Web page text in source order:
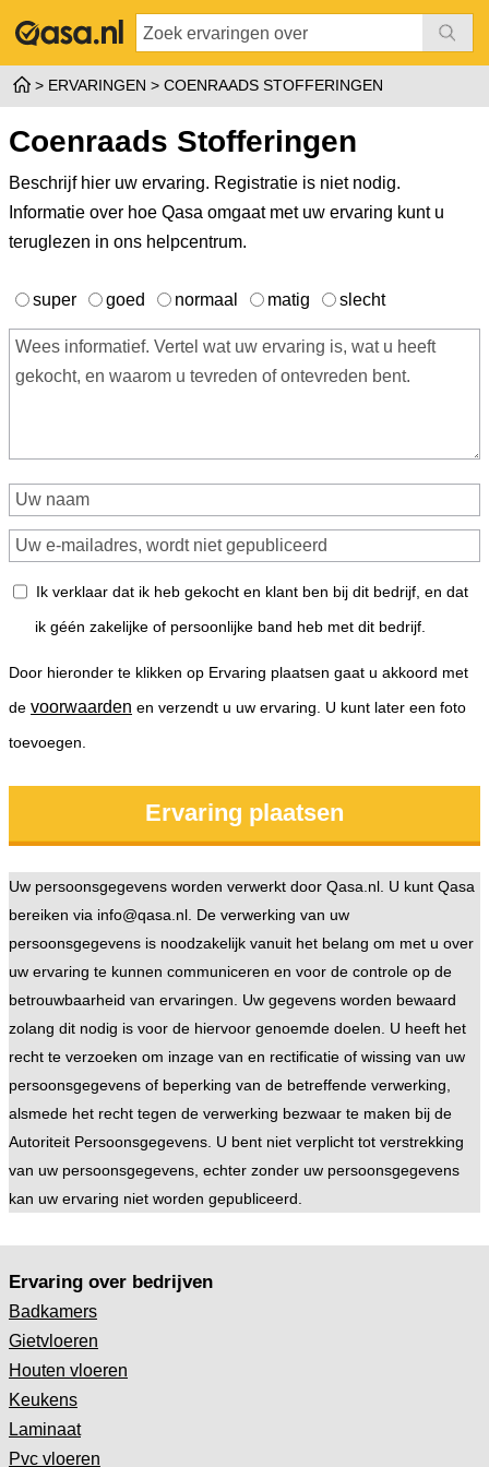
ERVARINGEN COENRAADS STOFFERINGEN
Coenraads Stofferingen
Beschrijf hier uw ervaring. Registratie is niet nodig.
Informatie over hoe Qasa omgaat met uw ervaring kunt u
teruglezen in ons helpcentrum.
super goed normaal matig slecht
Ik verklaar dat ik heb gekocht en klant ben bij dit bedrijf, en dat
ik géén zakelijke of persoonlijke band heb met dit bedrijf.
Door hieronder te klikken op Ervaring plaatsen gaat u akkoord met
de voorwaarden en verzendt u uw ervaring. U kunt later een foto
toevoegen.
Uw persoonsgegevens worden verwerkt door Qasa.nl. U kunt Qasa
bereiken via info@qasa.nl. De verwerking van uw
persoonsgegevens is noodzakelijk vanuit het belang om met u over
uw ervaring te kunnen communiceren en voor de controle op de
betrouwbaarheid van ervaringen. Uw gegevens worden bewaard
zolang dit nodig is voor de hiervoor genoemde doelen. U heeft het
recht te verzoeken om inzage van en rectificatie of wissing van uw
persoonsgegevens of beperking van de betreffende verwerking,
alsmede het recht tegen de verwerking bezwaar te maken bij de
Autoriteit Persoonsgegevens. U bent niet verplicht tot verstrekking
van uw persoonsgegevens, echter zonder uw persoonsgegevens
kan uw ervaring niet worden gepubliceerd.
Ervaring over bedrijven
Badkamers
Gietvloeren
Houten vloeren
Keukens
Laminaat
Pvc vloeren